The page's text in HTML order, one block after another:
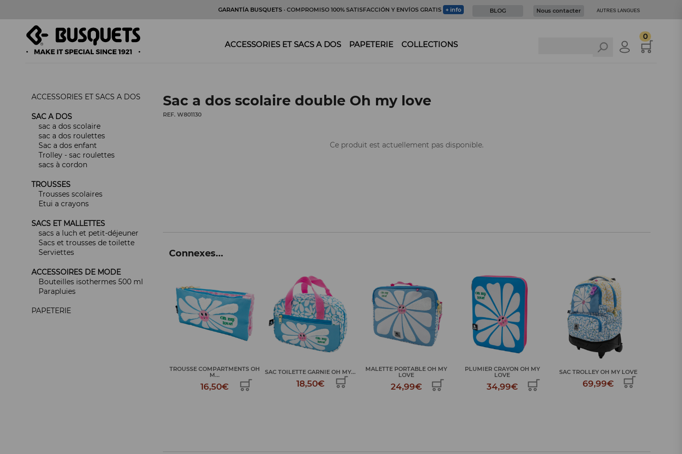
GARANTÍA BUSQUETS · COMPROMISO 100% SATISFACCIÓN Y ENVÍOS GRATIS + info BLOG Nous contacter AUTRES LANGUES
ACCESSORIES ET SACS A DOS PAPETERIE COLLECTIONS
0
ACCESSORIES ET SACS A DOS
SAC A DOS
sac a dos scolaire
sac a dos roulettes
Sac a dos enfant
Trolley - sac roulettes
sacs à cordon
TROUSSES
Trousses scolaires
Etui a crayons
SACS ET MALLETTES
sacs a luch et petit-déjeuner
Sacs et trousses de toilette
Serviettes
ACCESSOIRES DE MODE
Bouteilles isothermes 500 ml
Parapluies
PAPETERIE
Sac a dos scolaire double Oh my love
REF. W801130
Ce produit est actuellement pas disponible.
Connexes...
TROUSSE COMPARTMENTS OH
M...
16,50€
SAC TOILETTE GARNIE OH MY...
18,50€
MALETTE PORTABLE OH MY
LOVE
24,99€
PLUMIER CRAYON OH MY
LOVE
34,99€
SAC TROLLEY OH MY LOVE
69,99€